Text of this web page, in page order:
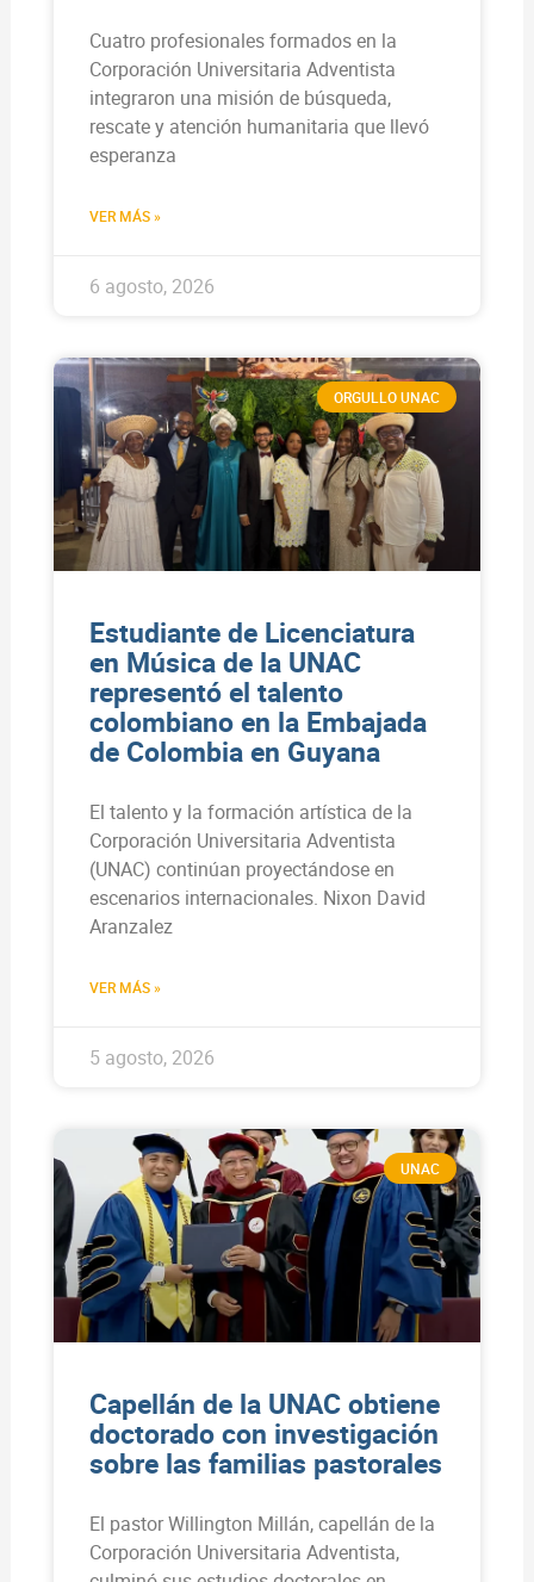
Cuatro profesionales formados en la
Corporación Universitaria Adventista
integraron una misión de búsqueda,
rescate y atención humanitaria que llevó
esperanza
VER MÁS »
6 agosto, 2026
ORGULLO UNAC
Estudiante de Licenciatura
en Música de la UNAC
representó el talento
colombiano en la Embajada
de Colombia en Guyana
El talento y la formación artística de la
Corporación Universitaria Adventista
(UNAC) continúan proyectándose en
escenarios internacionales. Nixon David
Aranzalez
VER MÁS »
5 agosto, 2026
UNAC
Capellán de la UNAC obtiene
doctorado con investigación
sobre las familias pastorales
El pastor Willington Millán, capellán de la
Corporación Universitaria Adventista,